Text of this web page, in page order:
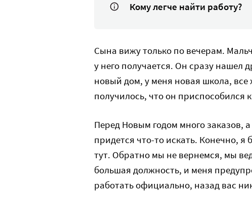
Кому легче найти работу?
Сына вижу только по вечерам.
у него получается. Он сразу нашел
новый дом, у меня новая школа, все
получилось, что он приспособился
Перед Новым годом много заказов,
придется что-то искать. Конечно, я
тут. Обратно мы не вернемся, мы
большая должность, и меня
работать официально, назад вас